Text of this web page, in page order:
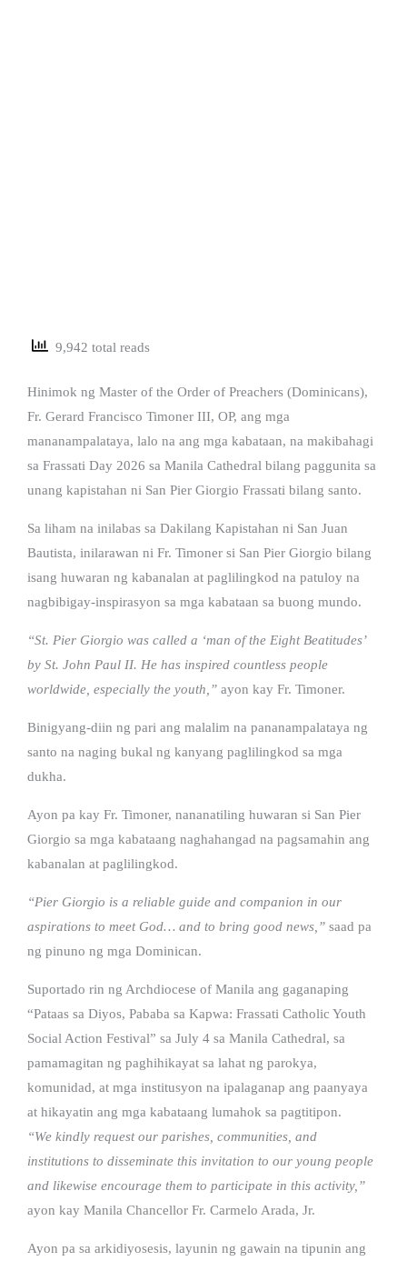
9,942 total reads
Hinimok ng Master of the Order of Preachers (Dominicans),
Fr. Gerard Francisco Timoner III, OP, ang mga
mananampalataya, lalo na ang mga kabataan, na makibahagi
sa Frassati Day 2026 sa Manila Cathedral bilang paggunita sa
unang kapistahan ni San Pier Giorgio Frassati bilang santo.
Sa liham na inilabas sa Dakilang Kapistahan ni San Juan
Bautista, inilarawan ni Fr. Timoner si San Pier Giorgio bilang
isang huwaran ng kabanalan at paglilingkod na patuloy na
nagbibigay-inspirasyon sa mga kabataan sa buong mundo.
“St. Pier Giorgio was called a ‘man of the Eight Beatitudes’
by St. John Paul II. He has inspired countless people
worldwide, especially the youth,” ayon kay Fr. Timoner.
Binigyang-diin ng pari ang malalim na pananampalataya ng
santo na naging bukal ng kanyang paglilingkod sa mga
dukha.
Ayon pa kay Fr. Timoner, nananatiling huwaran si San Pier
Giorgio sa mga kabataang naghahangad na pagsamahin ang
kabanalan at paglilingkod.
“Pier Giorgio is a reliable guide and companion in our
aspirations to meet God… and to bring good news,” saad pa
ng pinuno ng mga Dominican.
Suportado rin ng Archdiocese of Manila ang gaganaping
“Pataas sa Diyos, Pababa sa Kapwa: Frassati Catholic Youth
Social Action Festival” sa July 4 sa Manila Cathedral, sa
pamamagitan ng paghihikayat sa lahat ng parokya,
komunidad, at mga institusyon na ipalaganap ang paanyaya
at hikayatin ang mga kabataang lumahok sa pagtitipon.
“We kindly request our parishes, communities, and
institutions to disseminate this invitation to our young people
and likewise encourage them to participate in this activity,”
ayon kay Manila Chancellor Fr. Carmelo Arada, Jr.
Ayon pa sa arkidiyosesis, layunin ng gawain na tipunin ang